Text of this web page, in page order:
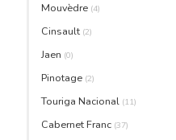
Mouvèdre (4)
Cinsault (2)
Jaen (0)
Pinotage (2)
Touriga Nacional (11)
Cabernet Franc (37)